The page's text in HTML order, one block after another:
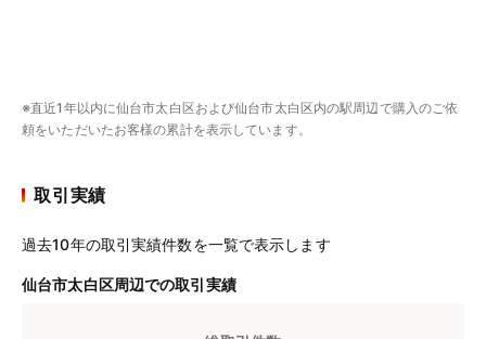
※直近1年以内に仙台市太白区および仙台市太白区内の駅周辺で購入のご依
頼をいただいたお客様の累計を表示しています。
取引実績
過去10年の取引実績件数を一覧で表示します
仙台市太白区周辺での取引実績